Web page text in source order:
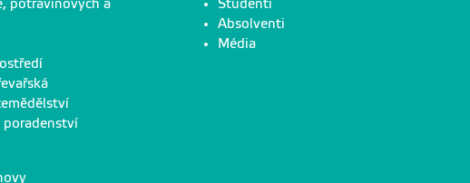
potravinových a
poradenství
Studenti
Absolventi
Média